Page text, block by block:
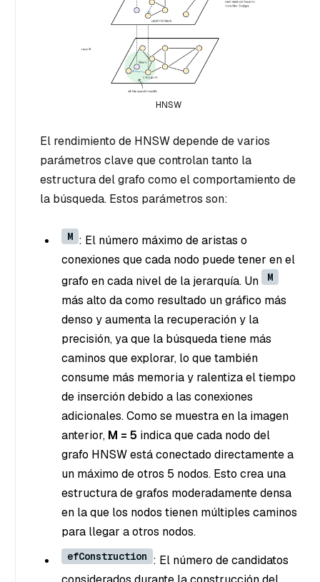
HNSW
El rendimiento de HNSW depende de varios
parámetros clave que controlan tanto la
estructura del grafo como el comportamiento de
la búsqueda. Estos parámetros son:
M : El número máximo de aristas o
conexiones que cada nodo puede tener en el
grafo en cada nivel de la jerarquía. Un
M
más alto da como resultado un gráfico más
denso y aumenta la recuperación y la
precisión, ya que la búsqueda tiene más
caminos que explorar, lo que también
consume más memoria y ralentiza el tiempo
de inserción debido a las conexiones
adicionales. Como se muestra en la imagen
anterior, M = 5 indica que cada nodo del
grafo HNSW está conectado directamente a
un máximo de otros 5 nodos. Esto crea una
estructura de grafos moderadamente densa
en la que los nodos tienen múltiples caminos
para llegar a otros nodos.
efConstruction : El número de candidatos